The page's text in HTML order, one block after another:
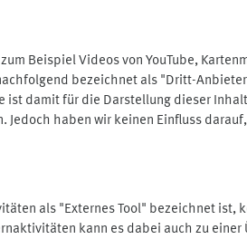
Beispiel Videos von YouTube,
bezeichnet als "Dritt-
damit für die Darstellung dieser
haben wir keinen Einfluss
als "Externes Tool" bezeichnet ist,
kann es dabei auch zu